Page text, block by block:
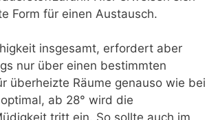
Form für einen Austausch.
insgesamt, erfordert aber
nur über einen bestimmten
überheizte Räume genauso wie bei
ab 28° wird die
tritt ein. So sollte auch im